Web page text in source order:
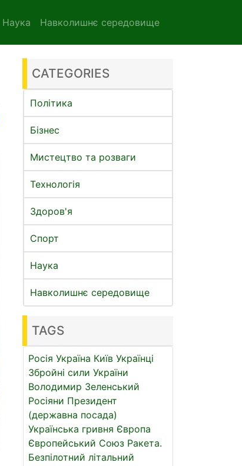
Наука Навколишнє середовище
CATEGORIES
Політика
Бізнес
Мистецтво та розваги
Технологія
Здоров'я
Спорт
Наука
Навколишнє середовище
TAGS
Росія Україна Київ Українці
Збройні сили України
Володимир Зеленський
Росіяни Президент
(державна посада)
Українська гривня Європа
Європейський Союз Ракета.
Безпілотний літальний